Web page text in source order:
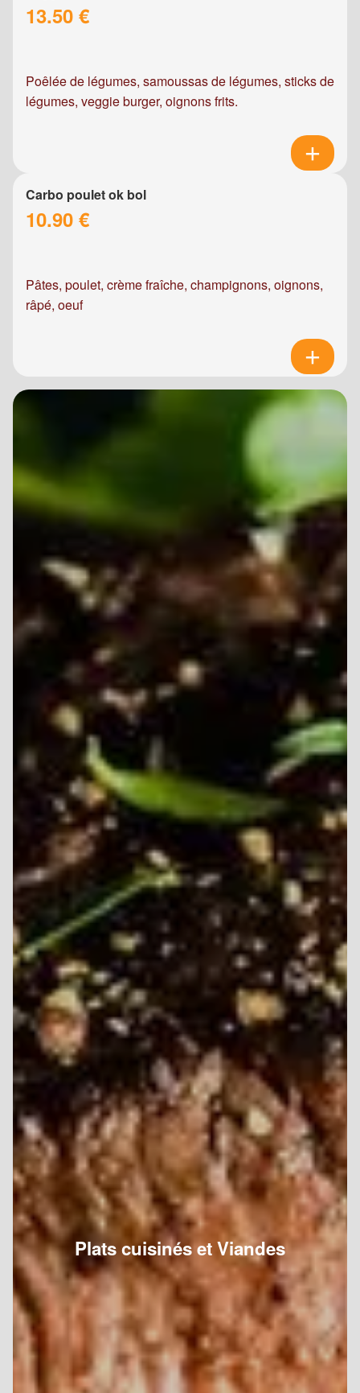
13.50 €
Poêlée de légumes, samoussas de légumes, sticks de
légumes, veggie burger, oignons frits.
Carbo poulet ok bol
10.90 €
Pâtes, poulet, crème fraîche, champignons, oignons,
râpé, oeuf
Plats cuisinés et Viandes